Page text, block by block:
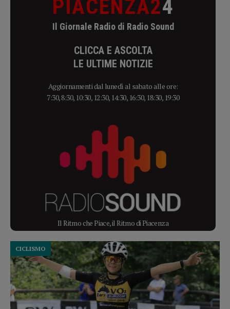
PIACENZA24
Il Giornale Radio di Radio Sound
CLICCA E ASCOLTA
LE ULTIME NOTIZIE
Aggiornamenti dal lunedì al sabato alle ore:
7:30, 8:30, 10:30, 12:30, 14:30, 16:30, 18:30, 19:30
Il Ritmo che Piace, il Ritmo di Piacenza
CICLISMO